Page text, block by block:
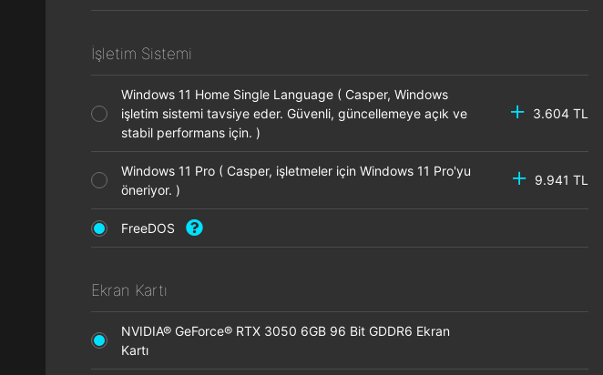
İşletim Sistemi
Windows 11 Home Single Language ( Casper, Windows
işletim sistemi tavsiye eder. Güvenli, güncellemeye açık ve
stabil performans için. )
3.604 TL
Windows 11 Pro ( Casper, işletmeler için Windows 11 Pro'yu
öneriyor. )
9.941 TL
FreeDOS
Ekran Kartı
NVIDIA® GeForce® RTX 3050 6GB 96 Bit GDDR6 Ekran
Kartı